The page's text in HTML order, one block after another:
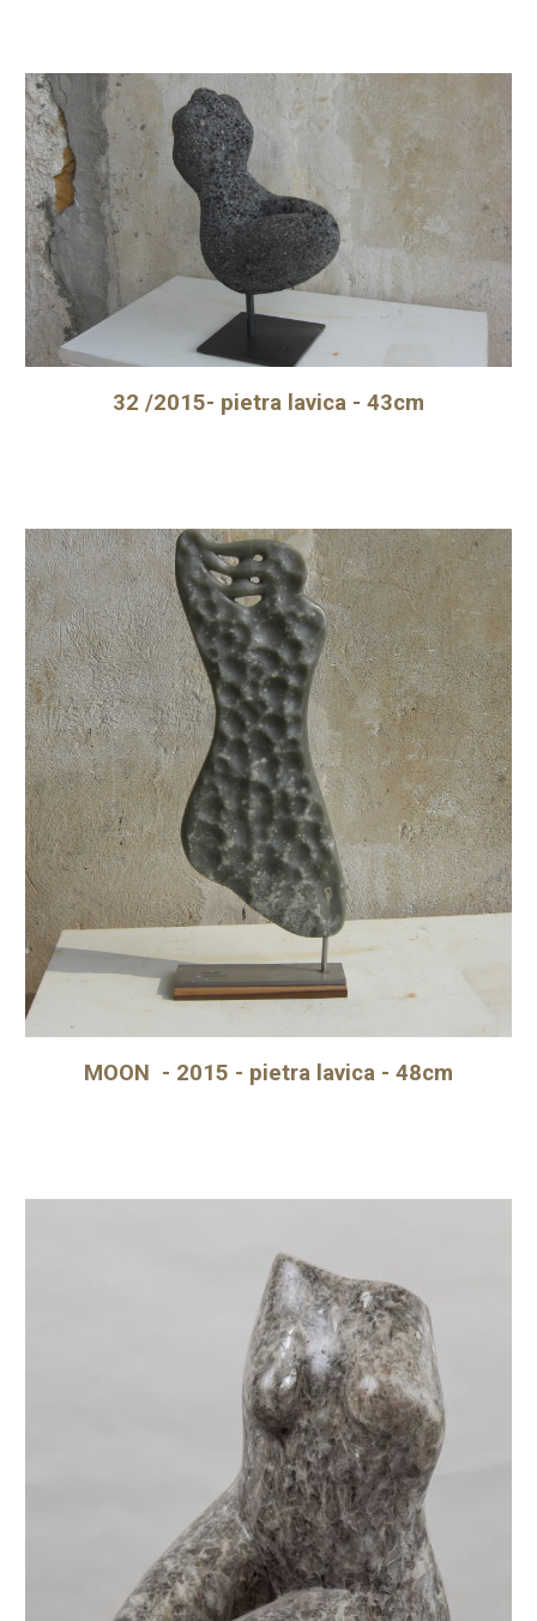
32 /2015- pietra lavica - 43cm
MOON - 2015 - pietra lavica - 48cm